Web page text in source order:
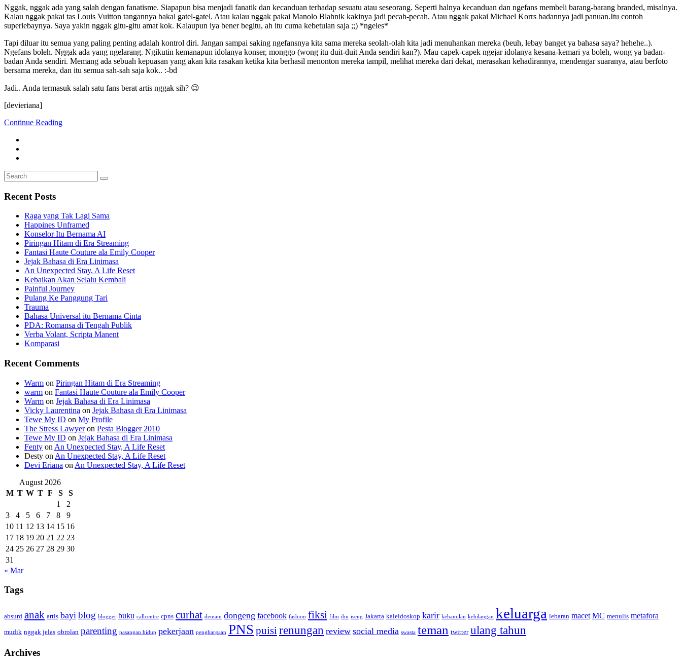
Nggak, nggak ada yang salah dengan fanatisme. Siapapun bisa menjadi fanatik dan kecanduan terhadap sesuatu atau seseorang. Seperti halnya kecanduan dan ngefans membeli barang-barang branded, misalnya.
Kalau nggak pakai tas Louis Vuitton tangannya bakal gatel-gatel. Atau kalau nggak pakai Manolo Blahnik kakinya jadi pecah-pecah. Atau nggak pakai Michael Korrs badannya jadi panuan.Itu contoh
superlebaynya. Saya yakin nggak gitu-gitu amat kok. Kalaupun iya bener begitu, ah itu cuma kebetulan saja ;;) *ngeles*
Tapi diluar itu semua yang paling penting adalah kontrol diri. Jangan sampai saking ngefansnya kita sama mereka seolah-olah kita jadi menuhankan mereka (beuh, lebay banget ya bahasa saya? hehehe..).
Ngefans boleh. Nggak ada yang ngelarang. Ngikutin kemanapun idolanya konser, monggo (wong itu duit-duit Anda sendiri kan?). Mau capek-capek ngejar idolanya kesana-kemari ya boleh, wong ya badan-
badan Anda sendiri. Memang ada sebuah kepuasan yang akan kita rasakan ketika kita berhasil menonton mereka tampil, melihat mereka dari dekat, merasakan kehadirannya, mendengar suaranya, atau berfoto
bersama mereka, dan itu semua sah-sah saja kok.. :-bd
Jadi.. Anda termasuk salah satu fans berat artis nggak sih? 😉
[devieriana]
Continue Reading
Search
for:
Search
Recent Posts
Raga yang Tak Lagi Sama
Happines Unframed
Konselor Itu Bernama AI
Piringan Hitam di Era Streaming
Fantasi Haute Couture ala Emily Cooper
Jejak Bahasa di Era Linimasa
An Unexpected Stay, A Life Reset
Kebaikan Akan Selalu Kembali
Painful Journey
Pulang Ke Panggung Tari
Trauma
Bahasa Universal itu Bernama Cinta
PDA: Romansa di Tengah Publik
Verba Volant, Scripta Manent
Komparasi
Recent Comments
Warm on Piringan Hitam di Era Streaming
warm on Fantasi Haute Couture ala Emily Cooper
Warm on Jejak Bahasa di Era Linimasa
Vicky Laurentina on Jejak Bahasa di Era Linimasa
Tewe My ID on My Profile
The Stress Lawyeron Pesta Blogger 2010
Tewe My ID on Jejak Bahasa di Era Linimasa
Fenty on An Unexpected Stay, A Life Reset
Desty on An Unexpected Stay, A Life Reset
Devi Eriana on An Unexpected Stay, A Life Reset
August 2026
M T W T F S
S
1
2
3
4 5 6 7 8
9
10 11 12 13 14 15 16
17 18 19 20 21 22 23
24 25 26 27 28 29 30
31
« Mar
Tags
absurd anak artis bayi blog blogger buku callcentre cpns curhat demam dongeng facebook fashion fiksi film ibu iseng Jakarta kaleidoskop karir kehamilan kehilangan keluarga lebaran macet MC menulis metafora
mudik nggak jelas obrolan parenting pasangan hidup pekerjaan penghargaan PNS puisirenungan review social media swasta teman twitter ulang tahun
Archives